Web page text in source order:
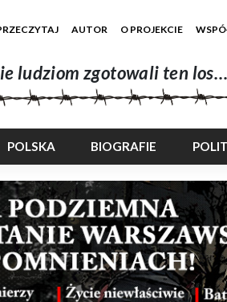
AUTOR O PROJEKCIE
ludziom zgotowali ten
POLSKA BIOGRAFIE